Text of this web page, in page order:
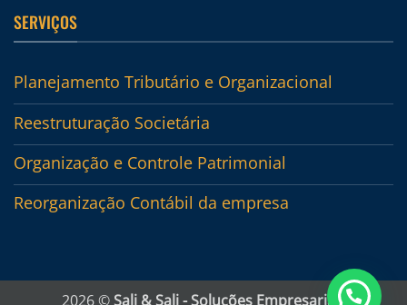
SERVIÇOS
Planejamento Tributário e Organizacional
Reestruturação Societária
Organização e Controle Patrimonial
Reorganização Contábil da empresa
2026 ©Sali & Sali - Soluções Empresariais